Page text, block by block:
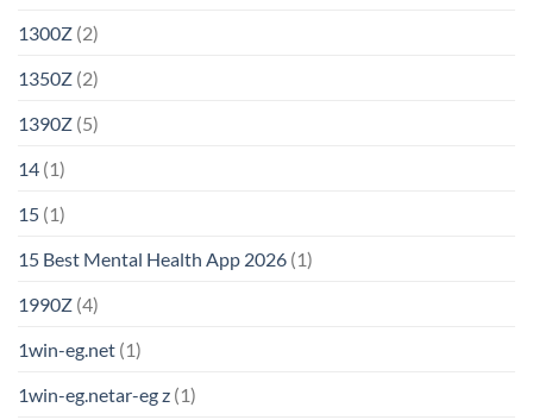
1300Z (2)
1350Z (2)
1390Z (5)
14 (1)
15 (1)
15 Best Mental Health App 2026 (1)
1990Z (4)
1win-eg.net (1)
1win-eg.netar-eg z (1)